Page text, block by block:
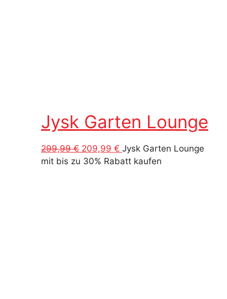
Jysk Garten Lounge
299,99€ Ursprünglicher
Preis
209,99 € Aktueller
Preis
Jysk Garten Lounge
mit bis zu 30% Rabatt kaufen